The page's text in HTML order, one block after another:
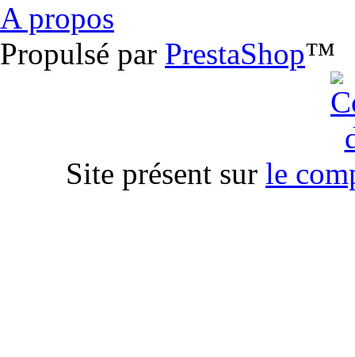
A propos
Propulsé par PrestaShop™
Site présent sur le